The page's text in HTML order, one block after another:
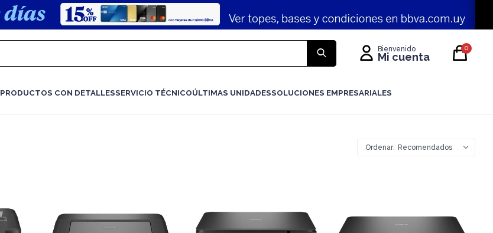
PRODUCTOS CON DETALLESSERVICIO TÉCNICOÚLTIMAS UNIDADESSOLUCIONES EMPRESARIALES
0
Recomendados